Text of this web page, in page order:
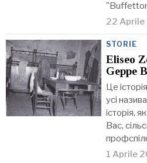
22
STORIE
Eliseo
Geppe
Це
усі
історія,
Вас,
1 Aprile